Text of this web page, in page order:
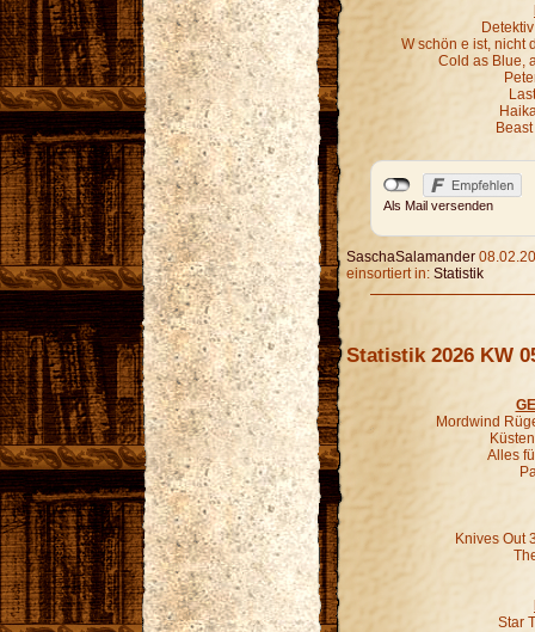
W schön e ist, nicht
Cold as Blue,
Als Mail versenden
SaschaSalamander
einsortiert in: Statistik
Statistik 2026 KW
Mordwind
Alles
Knives Out
Star